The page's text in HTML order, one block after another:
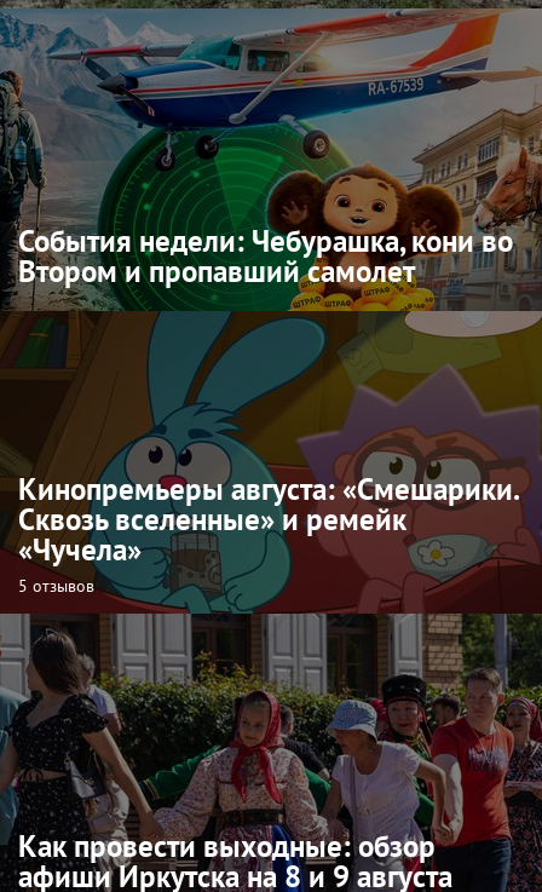
События недели: Чебурашка, кони во
Втором и пропавший самолет
Кинопремьеры августа: «Смешарики.
Сквозь вселенные» и ремейк
«Чучела»
5 отзывов
Как провести выходные: обзор
афиши Иркутска на 8 и 9 августа